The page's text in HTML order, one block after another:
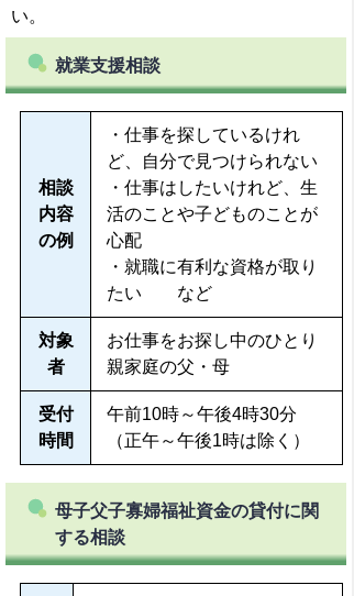
い。
就業支援相談
相談
内容
の例
・仕事を探しているけれ
ど、自分で見つけられない
・仕事はしたいけれど、生
活のことや子どものことが
心配
・就職に有利な資格が取り
たい など
対象
者
お仕事をお探し中のひとり
親家庭の父・母
受付
時間
午前10時～午後4時30分
（正午～午後1時は除く）
母子父子寡婦福祉資金の貸付に関
する相談